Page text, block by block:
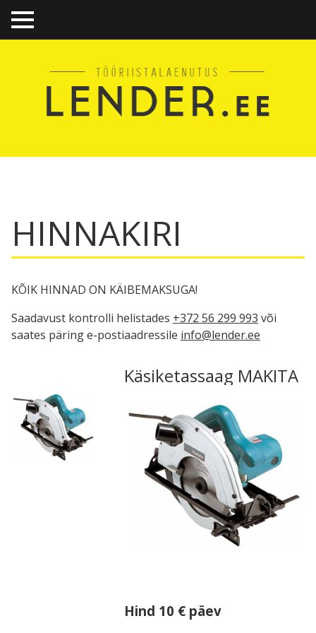
TO
GGL
HINNAKIRI
KÕIK HINNAD ON KÄIBEMAKSUGA!
Saadavust kontrolli helistades +372 56 299 993 või
saates päring e-postiaadressile info@lender.ee
Käsiketassaag MAKITA
Hind 10 € päev